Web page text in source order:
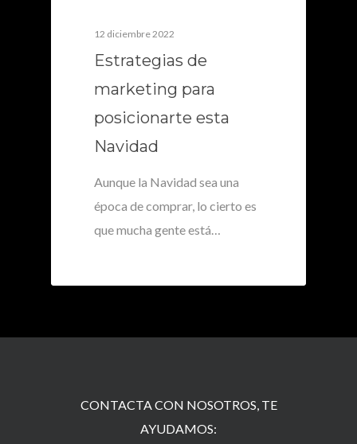
12 diciembre 2022
Estrategias de
marketing para
posicionarte esta
Navidad
Aunque la Navidad sea una
época de comprar, lo cierto es
que mucha gente está…
CONTACTA CON NOSOTROS, TE
AYUDAMOS: